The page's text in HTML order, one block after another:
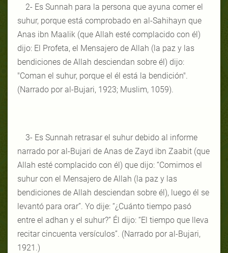
2- Es Sunnah para la persona que ayuna comer el
suhur, porque está comprobado en al-Sahihayn que
Anas ibn Maalik (que Allah esté complacido con él)
dijo: El Profeta, el Mensajero de Allah (la paz y las
bendiciones de Allah desciendan sobre él) dijo:
"Coman el suhur, porque el él está la bendición".
(Narrado por al-Bujari, 1923; Muslim, 1059).
3- Es Sunnah retrasar el suhur debido al informe
narrado por al-Bujari de Anas de Zayd ibn Zaabit (que
Allah esté complacido con él) que dijo: “Comimos el
suhur con el Mensajero de Allah (la paz y las
bendiciones de Allah desciendan sobre él), luego él se
levantó para orar”. Yo dije: “¿Cuánto tiempo pasó
entre el adhan y el suhur?” Él dijo: “El tiempo que lleva
recitar cincuenta versículos”. (Narrado por al-Bujari,
1921.)